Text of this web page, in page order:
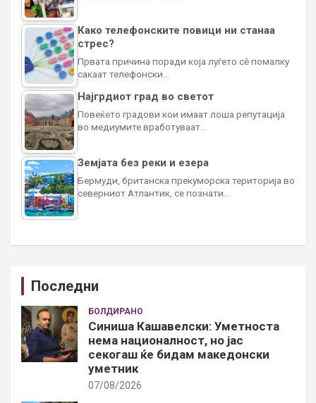
Како телефонските повици ни станаа
стрес?
Првата причина поради која луѓето сè помалку
сакаат телефонски…
Најгрдиот град во светот
Повеќето градови кои имаат лоша репутација
во медиумите вработуваат…
Земјата без реки и езера
Бермуди, британска прекуморска територија во
северниот Атлантик, се познати…
Последни
БОЛДИРАНО
Синиша Кашавелски: Уметноста
нема националност, но јас
секогаш ќе бидам македонски
уметник
07/08/2026